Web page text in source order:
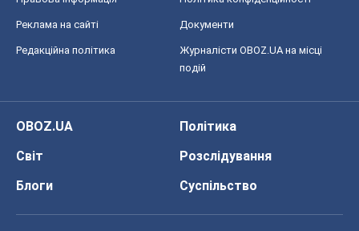
Реклама на сайті Документи
Редакційна політика
Журналісти OBOZ.UA на місці
подій
OBOZ.UA
Політика
Світ
Розслідування
Блоги
Суспільство